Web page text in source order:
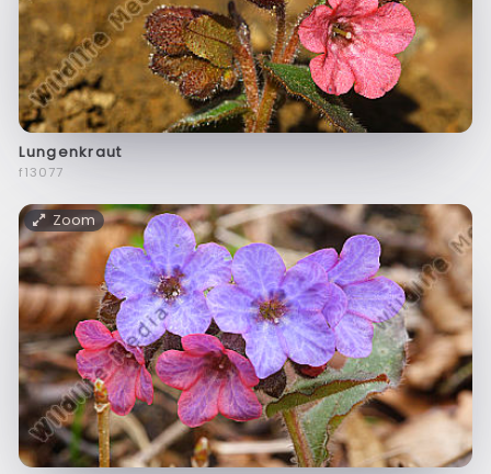
Lungenkraut
f13077
Zoom